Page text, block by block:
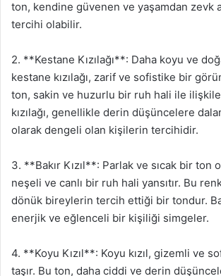
ton, kendine güvenen ve yaşamdan zevk
tercihi olabilir.
2. **Kestane Kızılağı**: Daha koyu ve
kestane kızılağı, zarif ve sofistike bir
ton, sakin ve huzurlu bir ruh hali ile
kızılağı, genellikle derin düşüncelere
olarak dengeli olan kişilerin tercihidir.
3. **Bakır Kızıl**: Parlak ve sıcak bir ton
neşeli ve canlı bir ruh hali yansıtır. Bu
dönük bireylerin tercih ettiği bir tondur.
enerjik ve eğlenceli bir kişiliği simgeler.
4. **Koyu Kızıl**: Koyu kızıl, gizemli ve
taşır. Bu ton, daha ciddi ve derin